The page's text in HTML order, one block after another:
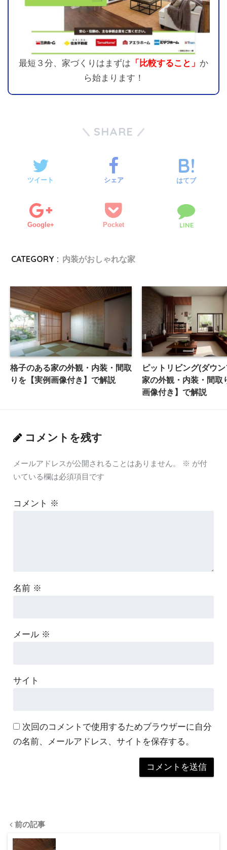
最短３分、家づくりはまずは 「比較すること」 か
ら始まります！
SHARE
ツイート シェア はてブ
Google+ Pocket LINE
CATEGORY : 内装がおしゃれな家
格子のある家の外観・内装・間取
りを【実例画像付き】で解説
ピットリビング(ダウ
家の外観・内装・間取
画像付き】で解説
コメントを残す
メールアドレスが公開されることはありません。 ※ が付
いている欄は必須項目です
コメント ※
名前 ※
メール ※
サイト
次回のコメントで使用するためブラウザーに自分
の名前、メールアドレス、サイトを保存する。
前の記事